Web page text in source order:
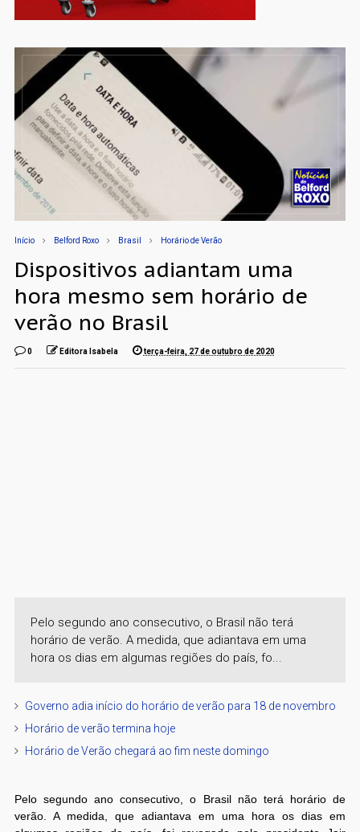
Início Belford Roxo Brasil Horário de Verão
Dispositivos adiantam uma
hora mesmo sem horário de
verão no Brasil
0 Editora Isabela terça-feira, 27 de outubro de 2020
Pelo segundo ano consecutivo, o Brasil não terá
horário de verão. A medida, que adiantava em uma
hora os dias em algumas regiões do país, fo...
Governo adia início do horário de verão para 18 de novembro
Horário de verão termina hoje
Horário de Verão chegará ao fim neste domingo
Pelo segundo ano consecutivo, o Brasil não terá horário de
verão. A medida, que adiantava em uma hora os dias em